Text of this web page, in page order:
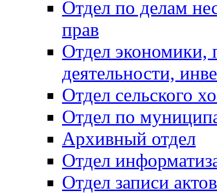
Отдел по делам
прав
Отдел экономики,
деятельности,
Отдел сельского
Отдел по
Архивный отдел
Отдел
Отдел записи